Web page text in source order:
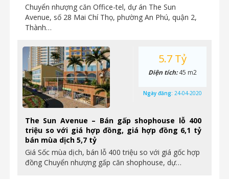
Chuyển nhượng căn Office-tel, dự án The Sun
Avenue, số 28 Mai Chí Thọ, phường An Phú, quận 2,
Thành…
The Sun Avenue – Bán gấp shophouse lỗ 400
triệu so với giá hợp đồng, giá hợp đồng 6,1 tỷ
bán mùa dịch 5,7 tỷ
Giá Sốc mùa dịch, bán lỗ 400 triệu so với giá gốc hợp
đồng Chuyển nhượng gấp căn shophouse, dự…
5.7 Tỷ
Diện tích:45 m2
Ngày đăng: 24-04-2020